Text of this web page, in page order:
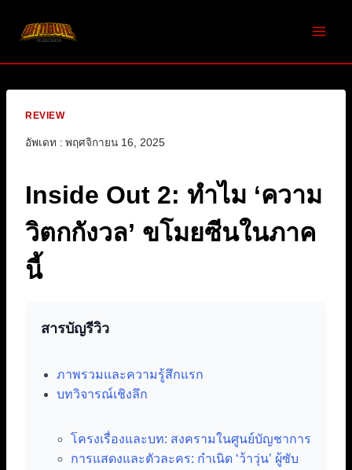
REVIEW
อัพเดท : พฤศจิกายน 16, 2025
Inside Out 2: ทำไม ‘ความ
วิตกกังวล’ ขโมยซีนในภาค
นี้
สารบัญรีวิว
ภาพรวมและความรู้สึกแรก
บทวิจารณ์เชิงลึก
โครงเรื่องและบท: สงครามในศูนย์บัญชาการ
การแสดงและตัวละคร: กำเนิด ‘ว้าวุ่น’ ผู้ซับ